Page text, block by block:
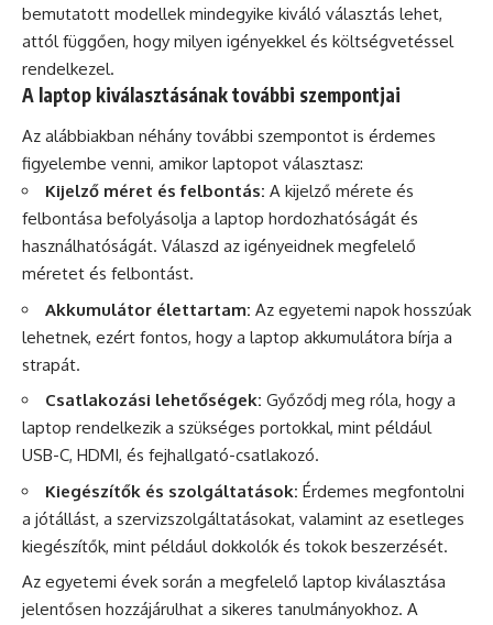
bemutatott modellek mindegyike kiváló választás lehet,
attól függően, hogy milyen igényekkel és költségvetéssel
rendelkezel.
A laptop kiválasztásának további szempontjai
Az alábbiakban néhány további szempontot is érdemes
figyelembe venni, amikor laptopot választasz:
Kijelző méret és felbontás: A kijelző mérete és
felbontása befolyásolja a laptop hordozhatóságát és
használhatóságát. Válaszd az igényeidnek megfelelő
méretet és felbontást.
Akkumulátor élettartam: Az egyetemi napok hosszúak
lehetnek, ezért fontos, hogy a laptop akkumulátora bírja a
strapát.
Csatlakozási lehetőségek: Győződj meg róla, hogy a
laptop rendelkezik a szükséges portokkal, mint például
USB-C, HDMI, és fejhallgató-csatlakozó.
Kiegészítők és szolgáltatások: Érdemes megfontolni
a jótállást, a szervizszolgáltatásokat, valamint az esetleges
kiegészítők, mint például dokkolók és tokok beszerzését.
Az egyetemi évek során a megfelelő laptop kiválasztása
jelentősen hozzájárulhat a sikeres tanulmányokhoz. A